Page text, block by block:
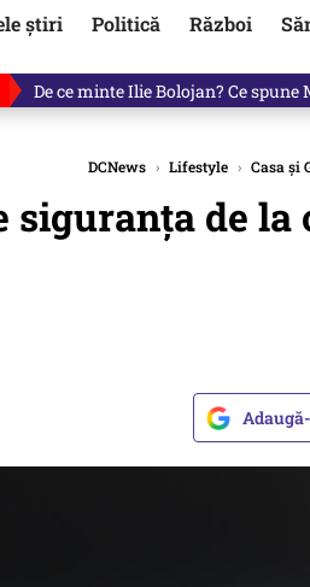
știri Politică Război
De ce a mințit Ilie Bolojan? Victor
DCNews › Lifestyle › Casa și
siguranța de